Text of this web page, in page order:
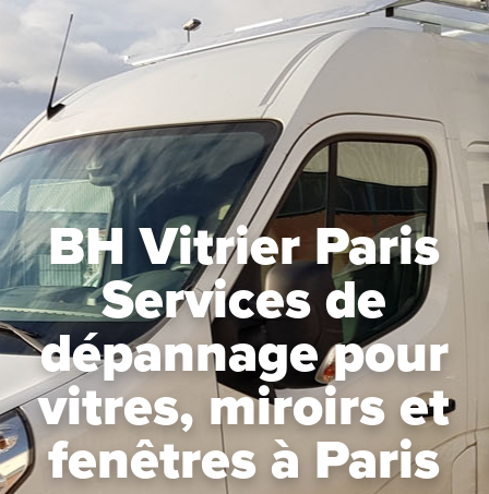
BH Vitrier Paris
Services de
dépannage pour
vitres, miroirs et
fenêtres à Paris